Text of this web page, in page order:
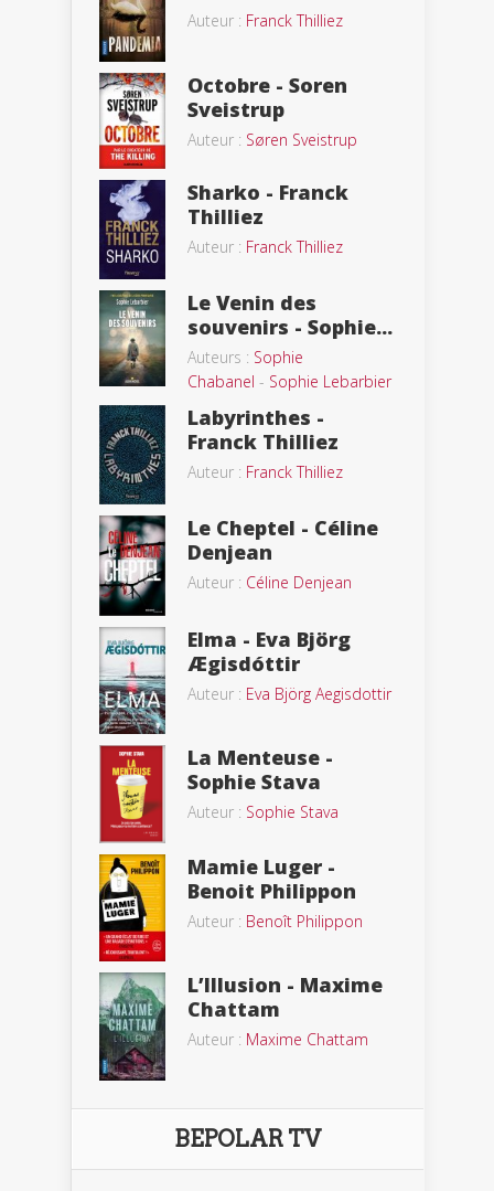
Auteur : Franck Thilliez
Octobre - Soren
Sveistrup
Auteur : Søren Sveistrup
Sharko - Franck
Thilliez
Auteur : Franck Thilliez
Le Venin des
souvenirs - Sophie...
Auteurs : Sophie
Chabanel - Sophie Lebarbier
Labyrinthes -
Franck Thilliez
Auteur : Franck Thilliez
Le Cheptel - Céline
Denjean
Auteur : Céline Denjean
Elma - Eva Björg
Ægisdóttir
Auteur : Eva Björg Aegisdottir
La Menteuse -
Sophie Stava
Auteur : Sophie Stava
Mamie Luger -
Benoit Philippon
Auteur : Benoît Philippon
L’Illusion - Maxime
Chattam
Auteur : Maxime Chattam
BEPOLAR TV